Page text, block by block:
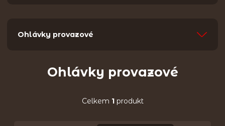
Ohlávky provazové
Ohlávky provazové
Celkem 1produkt